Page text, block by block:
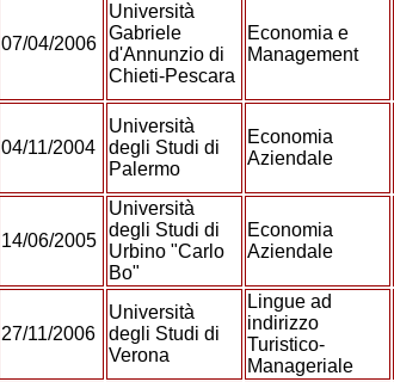
07/04/2006
Università
Gabriele
d'Annunzio di
Chieti-Pescara
Economia e
Management
04/11/2004
Università
degli Studi di
Palermo
Economia
Aziendale
14/06/2005
Università
degli Studi di
Urbino "Carlo
Bo"
Economia
Aziendale
27/11/2006
Università
degli Studi di
Verona
Lingue ad
indirizzo
Turistico-
Manageriale